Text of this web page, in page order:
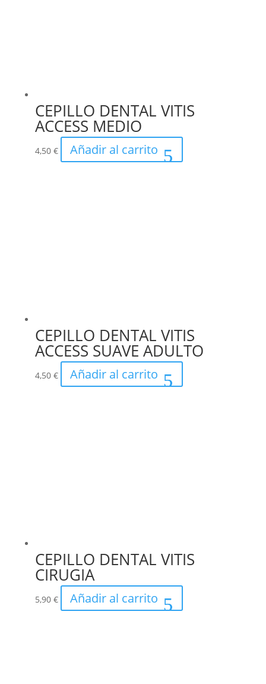
CEPILLO DENTAL VITIS
ACCESS MEDIO
4,50 € Añadir al carrito
CEPILLO DENTAL VITIS
ACCESS SUAVE ADULTO
4,50 € Añadir al carrito
CEPILLO DENTAL VITIS
CIRUGIA
5,90 € Añadir al carrito